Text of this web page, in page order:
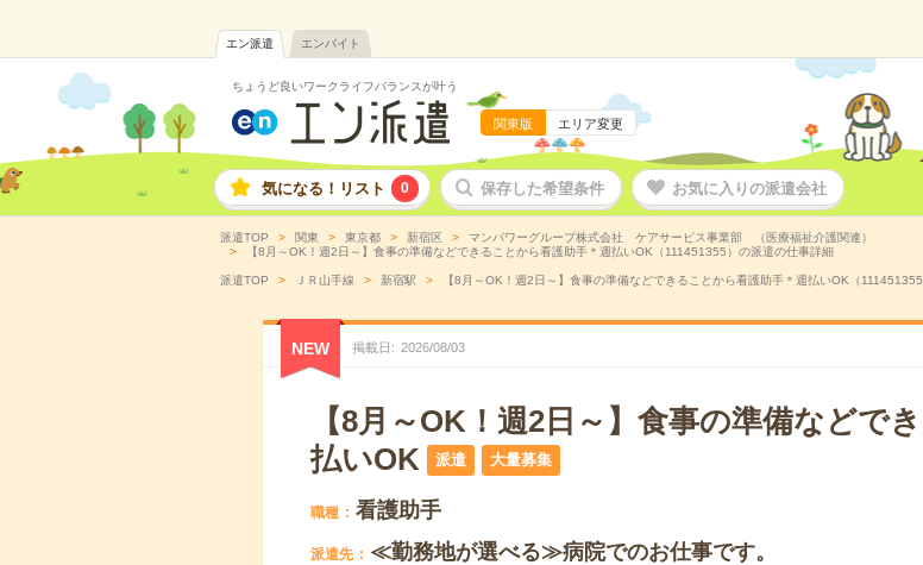
エン派遣 エンバイト
ちょうど良いワークライフバランスが叶う
関東版 エリア変更
気になる！リスト 0 保存した希望条件 お気に入りの派遣会社
派遣TOP 関東 東京都 新宿区
マンパワーグループ株式会社 ケアサービス事業部 （医療福祉介護関連）
【8月～OK！週2日～】食事の準備などできることから看護助手＊週払いOK（111451355）の派遣の仕事詳細
派遣TOP ＪＲ山手線 新宿駅 【8月～OK！週2日～】食事の準備などできることから看護助手＊週払いOK（
NEW 掲載日 2026/08/03
【8月～OK！週2日～】食事の準備などで
払いOK
派遣 大量募集
職種 看護助手
派遣先 ≪勤務地が選べる≫病院でのお仕事です。